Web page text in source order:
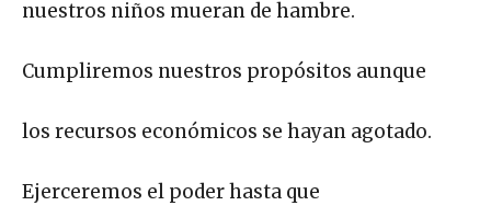
nuestros niños mueran de hambre.
Cumpliremos nuestros propósitos aunque
los recursos económicos se hayan agotado.
Ejerceremos el poder hasta que